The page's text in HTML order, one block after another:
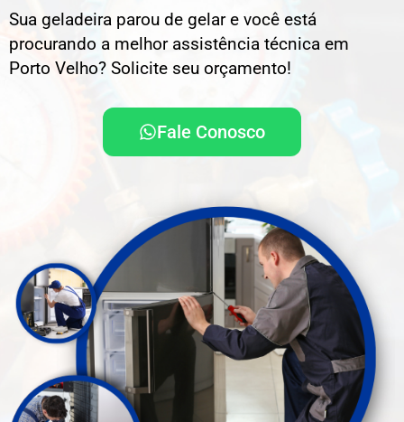
Sua geladeira parou de gelar e você está
procurando a melhor assistência técnica em
Porto Velho? Solicite seu orçamento!
Fale Conosco